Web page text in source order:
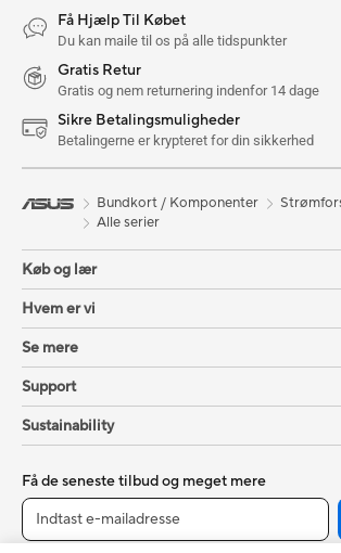
Få Hjælp Til Købet
Du kan maile til os på alle tidspunkter
Gratis Retur
Gratis og nem returnering indenfor 14 dage
Sikre Betalingsmuligheder
Betalingerne er krypteret for din sikkerhed
Bundkort / Komponenter
Alle serier
Køb og lær
Hvem er vi
Se mere
Support
Sustainability
Få de seneste tilbud og meget mere